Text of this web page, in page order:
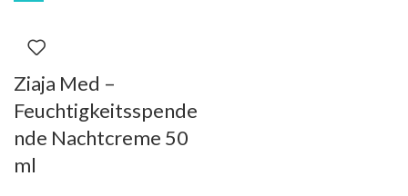
Ziaja Med –
Feuchtigkeitsspende
nde Nachtcreme 50
ml